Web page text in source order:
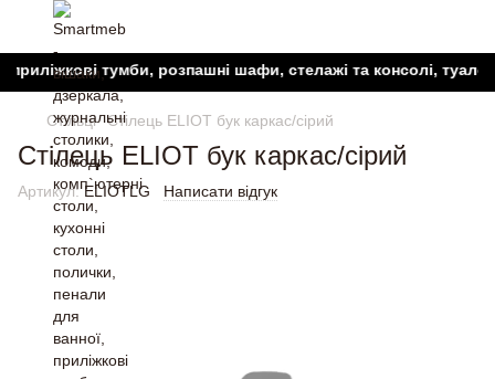
тумби, розпашні шафи, стелажі та консолі, туалетні
Стільці Стілець ELIOT бук каркас/сірий
Стілець ELIOT бук каркас/сірий
Артикул:ELIOTLG Написати відгук